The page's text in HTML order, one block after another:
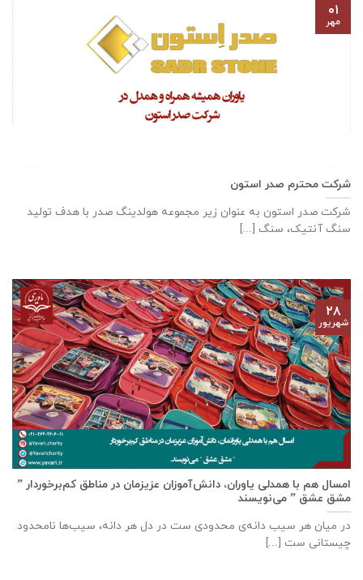
شرکت محترم صدر استون
شرکت صدر استون به عنوان زیر مجموعه هولدینگ صدر با هدف تولید
سنگ آنتیک، سنگ [...]
۰۱
مهر
امسال هم با همدلی یاوران، دانش‌آموزان عزیزمان در مناطق کم‌برخوردار ”
مشق عشق ” می‌نویسند
در میان هر سیب دانه‌ی محدودی ست در دل هر دانه، سیب‌ها نامحدود
چیستانی ست [...]
۲۸
شهریور